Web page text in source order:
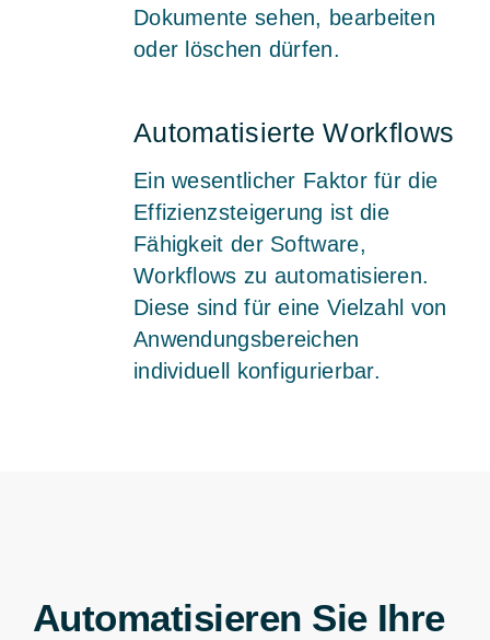
Dokumente sehen, bearbeiten
oder löschen dürfen.
Automatisierte Workflows
Ein wesentlicher Faktor für die
Effizienzsteigerung ist die
Fähigkeit der Software,
Workflows zu automatisieren.
Diese sind für eine Vielzahl von
Anwendungsbereichen
individuell konfigurierbar.
Automatisieren Sie Ihre